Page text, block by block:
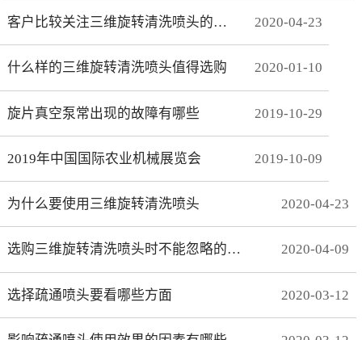
客户比较关注三维旋转清洗喷头的哪些方面 2020-04-23
什么样的三维旋转清洗喷头值得选购 2020-01-10
旋片真空泵常出现的故障有哪些 2019-10-29
2019年中国国际农业机械展览会 2019-10-09
为什么要使用三维旋转清洗喷头 2020-04-23
选购三维旋转清洗喷头时不能忽略的事项有哪些 2020-04-09
选择疏通喷头要看哪些方面 2020-03-12